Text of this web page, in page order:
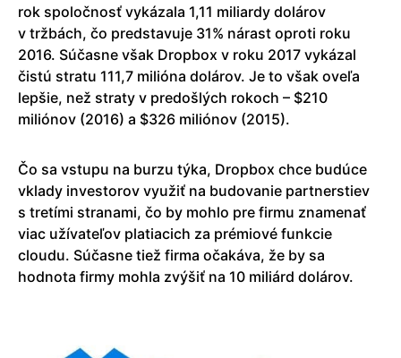
rok spoločnosť vykázala 1,11 miliardy dolárov
v tržbách, čo predstavuje 31% nárast oproti roku
2016. Súčasne však Dropbox v roku 2017 vykázal
čistú stratu 111,7 milióna dolárov. Je to však oveľa
lepšie, než straty v predošlých rokoch – $210
miliónov (2016) a $326 miliónov (2015).
Čo sa vstupu na burzu týka, Dropbox chce budúce
vklady investorov využiť na budovanie partnerstiev
s tretími stranami, čo by mohlo pre firmu znamenať
viac užívateľov platiacich za prémiové funkcie
cloudu. Súčasne tiež firma očakáva, že by sa
hodnota firmy mohla zvýšiť na 10 miliárd dolárov.